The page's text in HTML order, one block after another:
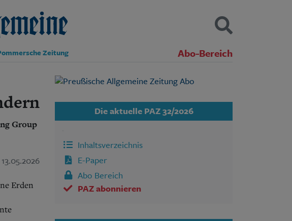
Zeitung Abo-Bereich
Kontakt
Datenschutz
SUCHEN
Group
13.05.2026
Erden
Die aktuelle PAZ 32/2026
Inhaltsverzeichnis
E-Paper
Abo Bereich
PAZ abonnieren